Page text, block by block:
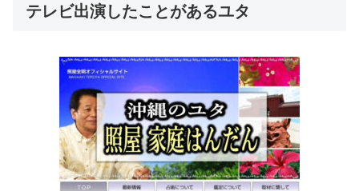
テレビ出演したことがあるユタ